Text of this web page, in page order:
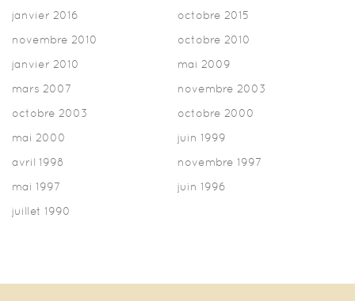
janvier 2016
octobre 2015
novembre 2010
octobre 2010
janvier 2010
mai 2009
mars 2007
novembre 2003
octobre 2003
octobre 2000
mai 2000
juin 1999
avril 1998
novembre 1997
mai 1997
juin 1996
juillet 1990